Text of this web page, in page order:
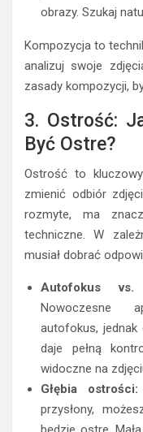
obrazy. Szukaj
Kompozycja to
analizuj swoje
zasady kompozycji,
3. Ostrość:
Być Ostre?
Ostrość to
zmienić odbiór
rozmyte, ma
techniczne. W
musiał dobrać
Autofokus
Nowoczesne
autofokus,
daje pełną
widoczne na
Głębia ostrości:
przysłony,